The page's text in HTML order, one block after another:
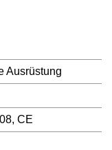
Ausrüstung
CE